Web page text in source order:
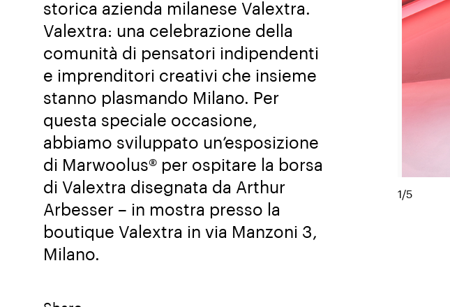
storica azienda milanese Valextra.
Valextra: una celebrazione della
comunità di pensatori indipendenti
e imprenditori creativi che insieme
stanno plasmando Milano. Per
questa speciale occasione,
abbiamo sviluppato un’esposizione
di Marwoolus® per ospitare la borsa
di Valextra disegnata da Arthur
Arbesser – in mostra presso la
boutique Valextra in via Manzoni 3,
Milano.
1/5